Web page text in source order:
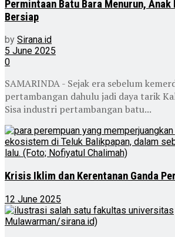
Permintaan Batu Bara Menurun,
Bersiap
by Sirana.id
5 June 2025
0
SAMARINDA - Sejak era sebelum
pertambangan dahulu jadi daya tarik
Sisa industri pertambangan batu...
Krisis Iklim dan Kerentanan Ganda
12 June 2025